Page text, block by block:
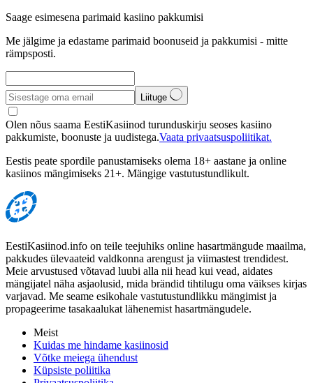
Saage esimesena parimaid kasiino pakkumisi
Me jälgime ja edastame parimaid boonuseid ja pakkumisi - mitte
rämpsposti.
Liituge
Olen nõus saama EestiKasiinod turunduskirju seoses kasiino
pakkumiste, boonuste ja uudistega.Vaata privaatsuspoliitikat.
Eestis peate spordile panustamiseks olema 18+ aastane ja online
kasiinos mängimiseks 21+. Mängige vastutustundlikult.
EestiKasiinod.info on teile teejuhiks online hasartmängude maailma,
pakkudes ülevaateid valdkonna arengust ja viimastest trendidest.
Meie arvustused võtavad luubi alla nii head kui vead, aidates
mängijatel näha asjaolusid, mida brändid tihtilugu oma väikses kirjas
varjavad. Me seame esikohale vastutustundlikku mängimist ja
propageerime tasakaalukat lähenemist hasartmängudele.
Meist
Kuidas me hindame kasiinosid
Võtke meiega ühendust
Küpsiste poliitika